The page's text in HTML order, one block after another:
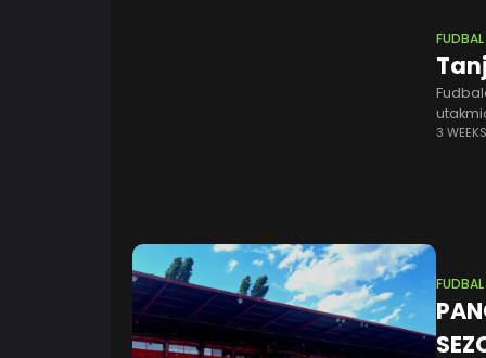
FUDBAL
3
FUDBAL